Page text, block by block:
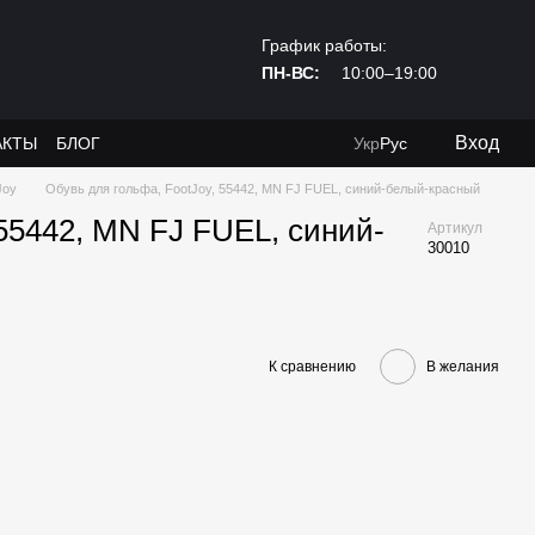
График работы:
ПН-ВС:
10:00–19:00
БЛОГ УкрРус Вход
Обувь для гольфа, FootJoy, 55442, MN FJ FUEL, синий-белый-красный
MN FJ FUEL, синий-
Артикул
30010
К сравнению В желания